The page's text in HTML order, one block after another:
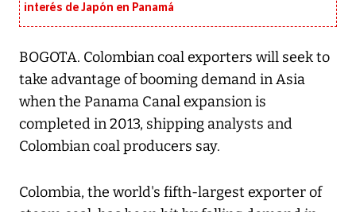
interés de Japón en Panamá
BOGOTA. Colombian coal exporters will seek to
take advantage of booming demand in Asia
when the Panama Canal expansion is
completed in 2013, shipping analysts and
Colombian coal producers say.
Colombia, the world's fifth-largest exporter of